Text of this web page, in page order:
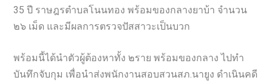
35 ปี ราษฎรตำบลโนนทอง พร้อมของกลางยาบ้า จำนวน
๒๖ เม็ด และมีผลการตรวจปัสสาวะเป็นบวก
พร้อมนี้ได้นำตัวผู้ต้องหาทั้ง ๒ราย พร้อมของกลาง ไปทำ
บันทึกจับกุม เพื่อนำส่งพนักงานสอบสวนสภ.นายูง ดำเนินคดี